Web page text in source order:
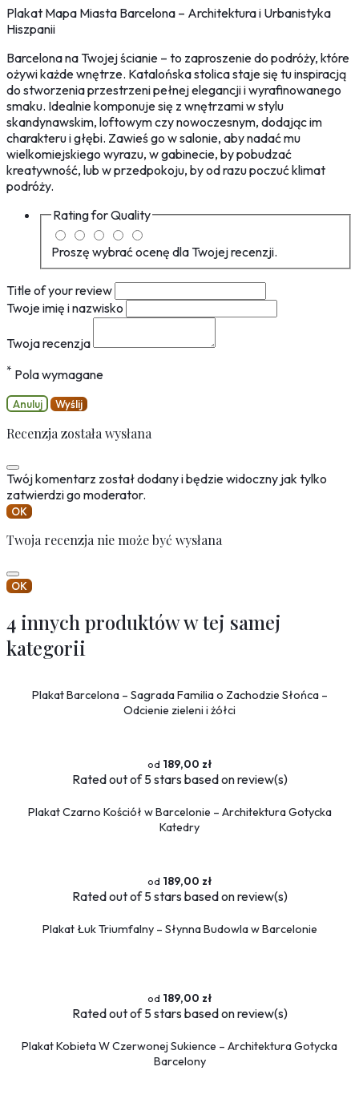
Plakat Mapa Miasta Barcelona – Architektura i Urbanistyka
Hiszpanii
Barcelona na Twojej ścianie – to zaproszenie do podróży, które
ożywi każde wnętrze. Katalońska stolica staje się tu inspiracją
do stworzenia przestrzeni pełnej elegancji i wyrafinowanego
smaku. Idealnie komponuje się z wnętrzami w stylu
skandynawskim, loftowym czy nowoczesnym, dodając im
charakteru i głębi. Zawieś go w salonie, aby nadać mu
wielkomiejskiego wyrazu, w gabinecie, by pobudzać
kreatywność, lub w przedpokoju, by od razu poczuć klimat
podróży.
Rating forQuality
Proszę wybrać ocenę dla Twojej recenzji.
Title of your review
Twoje imię i nazwisko
Twoja recenzja
* Pola wymagane
Anuluj Wyślij
Recenzja została wysłana
Twój komentarz został dodany i będzie widoczny jak tylko
zatwierdzi go moderator.
OK
Twoja recenzja nie może być wysłana
OK
4 innych produktów w tej samej
kategorii
Plakat Barcelona – Sagrada Familia o Zachodzie Słońca –
Odcienie zieleni i żółci
189,00 zł
Ratedout of 5 stars based onreview(s)
Plakat Czarno Kościół w Barcelonie – Architektura Gotycka
Katedry
189,00 zł
Ratedout of 5 stars based onreview(s)
Plakat Łuk Triumfalny – Słynna Budowla w Barcelonie
189,00 zł
Ratedout of 5 stars based onreview(s)
Plakat Kobieta W Czerwonej Sukience – Architektura Gotycka
Barcelony